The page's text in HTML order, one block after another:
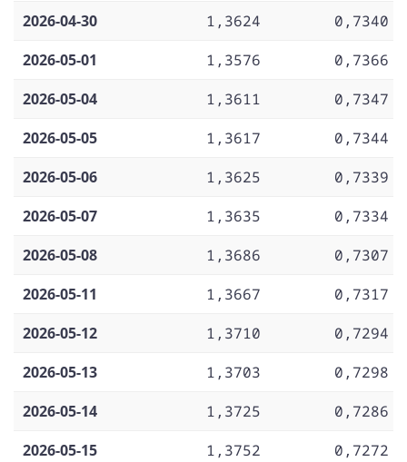
2026-04-30
1,3624
0,7340
2026-05-01
1,3576
0,7366
2026-05-04
1,3611
0,7347
2026-05-05
1,3617
0,7344
2026-05-06
1,3625
0,7339
2026-05-07
1,3635
0,7334
2026-05-08
1,3686
0,7307
2026-05-11
1,3667
0,7317
2026-05-12
1,3710
0,7294
2026-05-13
1,3703
0,7298
2026-05-14
1,3725
0,7286
2026-05-15
1,3752 0,7272